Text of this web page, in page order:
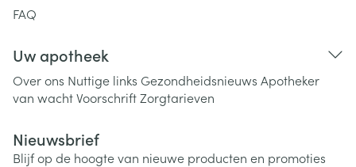
FAQ
Uw apotheek
Over ons Nuttige links Gezondheidsnieuws Apotheker
van wachtVoorschriftZorgtarieven
Nieuwsbrief
Blijf op de hoogte van nieuwe producten en promoties